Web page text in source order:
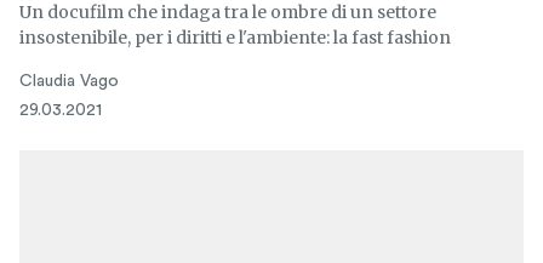
Un docufilm che indaga tra le ombre di un settore
insostenibile, per i diritti e l'ambiente: la fast fashion
Claudia Vago
29.03.2021